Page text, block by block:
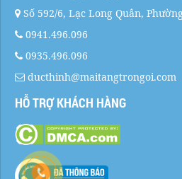
Số 592/6, Lạc Long Quân,
0941.496.096
0935.496.096
ducthinh@maitangtrongoi.com
HỖ TRỢ KHÁCH HÀNG